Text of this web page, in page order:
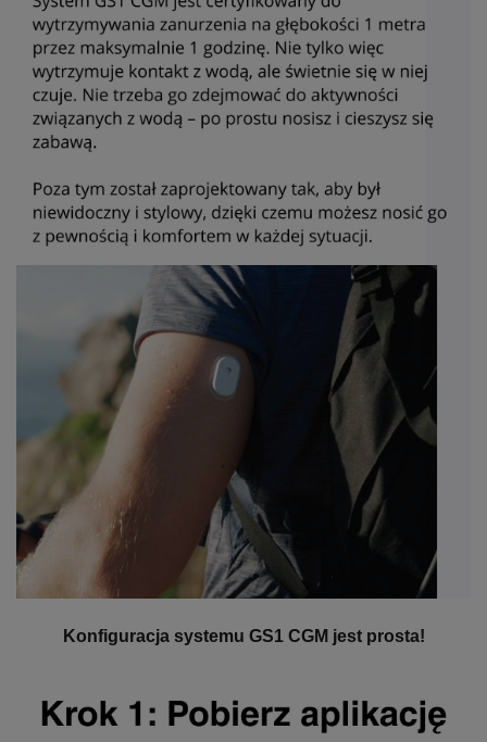
Konfiguracja systemu GS1 CGM jest prosta!